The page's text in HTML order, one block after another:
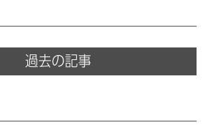
過去の記事